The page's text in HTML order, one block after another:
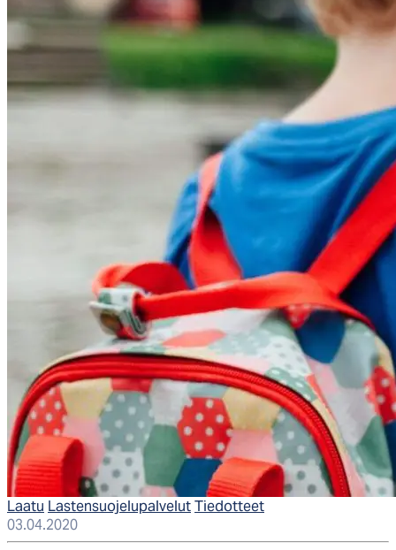
Laatu LastensuojelupalvelutTiedotteet
03.04.2020